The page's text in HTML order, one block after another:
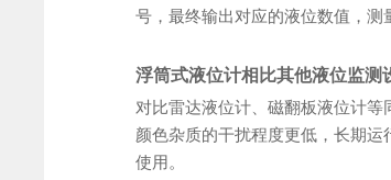
号，最终输出对应的液位数值，测
浮筒式液位计相比其他液位监测
对比雷达液位计、磁翻板液位计
颜色杂质的干扰程度更低，长期
使用。